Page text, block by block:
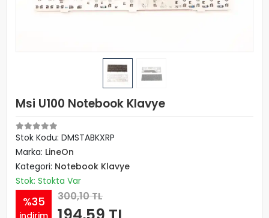
Msi U100 Notebook Klavye
Stok Kodu: DMSTABKXRP
Marka: LineOn
Kategori: Notebook Klavye
Stok: Stokta Var
%35
indirim
300,10 TL